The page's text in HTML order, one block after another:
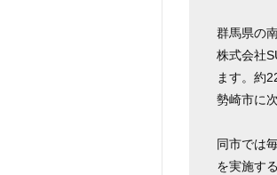
群馬県の
株式会社
ます。約
勢崎市に
同市では
を実施す